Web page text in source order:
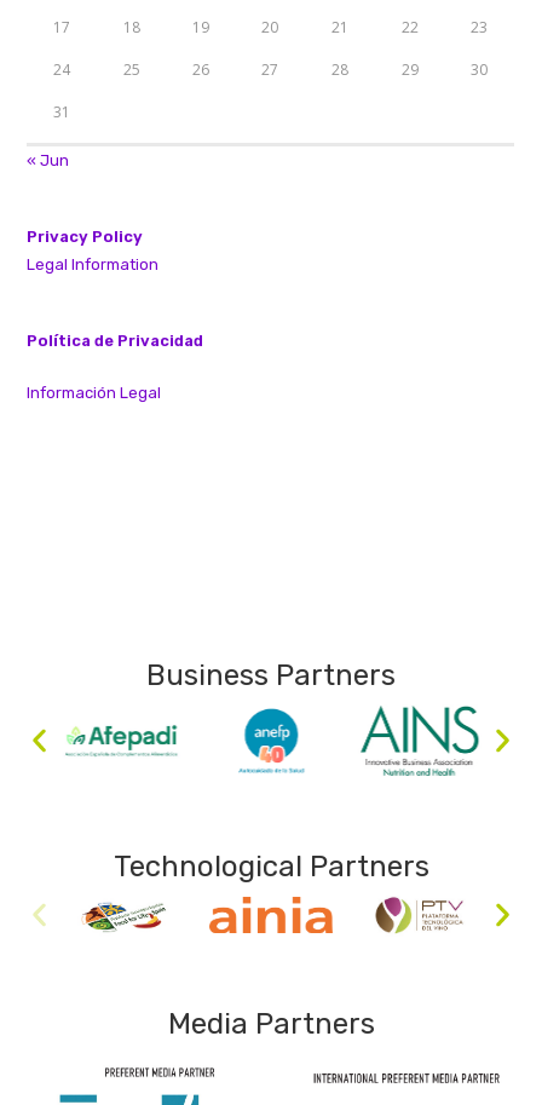
17 18 19 20 21 22 23
24 25 26 27 28 29 30
31
« Jun
Privacy Policy
Legal Information
Política de Privacidad
Información Legal
Business Partners
Technological Partners
Media Partners